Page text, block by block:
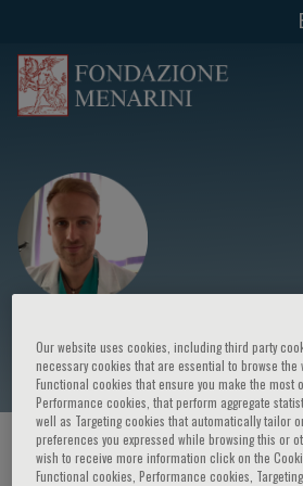
Andrea Tedeschi
HOME PAGE / COURSES AND EVENTS
Our website uses cookies, including third party
necessary cookies that are essential to browse the
Functional cookies that ensure you make the most
Performance cookies, that perform aggregate
well as Targeting cookies that automatically tailor
preferences you expressed while browsing this or
wish to receive more information click on the
Functional cookies, Performance cookies,